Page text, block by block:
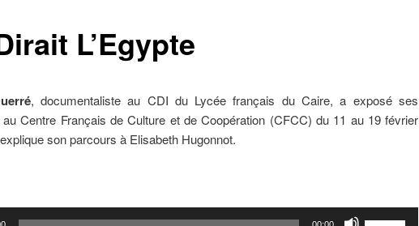
L’Egypte
, documentaliste au CDI du Lycée français du Caire, a exposé ses
au Centre Français de Culture et de Coopération (CFCC) du 11 au 19 février
son parcours à Elisabeth Hugonnot.